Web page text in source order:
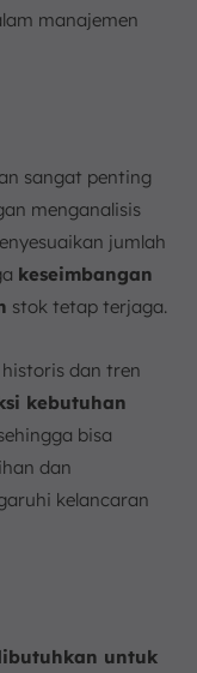
manajemen
sangat penting
menganalisis
jumlah
keseimbangan
stok tetap terjaga.
dan tren
kebutuhan
sehingga bisa
dan
kelancaran
untuk